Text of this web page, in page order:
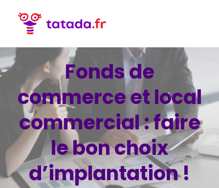
Fonds de
commerce et local
commercial : faire
le bon choix
d’implantation !